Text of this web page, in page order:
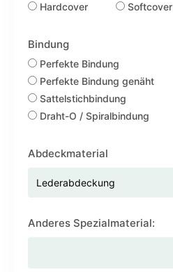
Hardcover Softcover
Bindung
Perfekte Bindung
Perfekte Bindung genäht
Sattelstichbindung
Draht-O / Spiralbindung
Abdeckmaterial
Anderes Spezialmaterial: